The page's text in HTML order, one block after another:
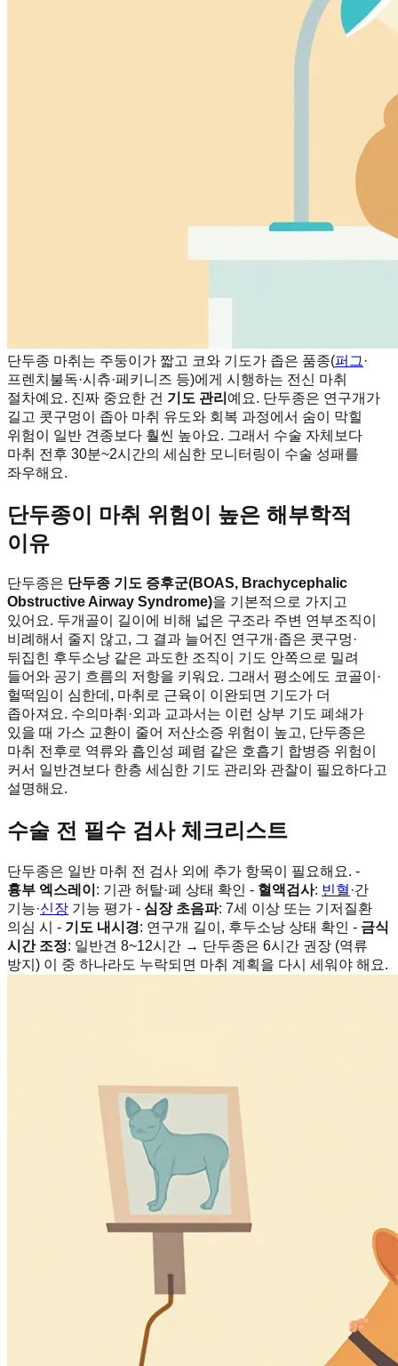
단두종 마취는 주둥이가 짧고 코와 기도가 좁은 품종(퍼그 ·
프렌치불독·시츄·페키니즈 등)에게 시행하는 전신 마취
절차예요. 진짜 중요한 건 기도 관리 예요. 단두종은 연구개가
길고 콧구멍이 좁아 마취 유도와 회복 과정에서 숨이 막힐
위험이 일반 견종보다 훨씬 높아요. 그래서 수술 자체보다
마취 전후 30분~2시간의 세심한 모니터링이 수술 성패를
좌우해요.
단두종이 마취 위험이 높은 해부학적
이유
단두종은 단두종 기도 증후군(BOAS, Brachycephalic
Obstructive Airway Syndrome)을 기본적으로 가지고
있어요. 두개골이 길이에 비해 넓은 구조라 주변 연부조직이
비례해서 줄지 않고, 그 결과 늘어진 연구개·좁은 콧구멍·
뒤집힌 후두소낭 같은 과도한 조직이 기도 안쪽으로 밀려
들어와 공기 흐름의 저항을 키워요. 그래서 평소에도 코골이·
헐떡임이 심한데, 마취로 근육이 이완되면 기도가 더
좁아져요. 수의마취·외과 교과서는 이런 상부 기도 폐쇄가
있을 때 가스 교환이 줄어 저산소증 위험이 높고, 단두종은
마취 전후로 역류와 흡인성 폐렴 같은 호흡기 합병증 위험이
커서 일반견보다 한층 세심한 기도 관리와 관찰이 필요하다고
설명해요.
수술 전 필수 검사 체크리스트
단두종은 일반 마취 전 검사 외에 추가 항목이 필요해요. -
흉부 엑스레이 : 기관 허탈·폐 상태 확인 - 혈액검사: 빈혈 ·간
기능·신장 기능 평가 - 심장 초음파: 7세 이상 또는 기저질환
의심 시 - 기도 내시경: 연구개 길이, 후두소낭 상태 확인 - 금식
시간 조정: 일반견 8~12시간 → 단두종은 6시간 권장 (역류
방지) 이 중 하나라도 누락되면 마취 계획을 다시 세워야 해요.